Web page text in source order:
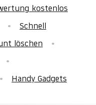
kostenlos
Schnell
löschen
Handy Gadgets